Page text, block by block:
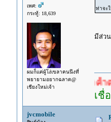
เพศ:
กระทู้: 18,639
ผมก็แค่ผู้โง่เขลาคนนึงที่
พยายามอยากฉลาด@
เชียงใหม่เจ้า
ท่าจะ
มีส่ว
ตอบก่อนรอคำตอบนะค
เชื่
jvcmobile